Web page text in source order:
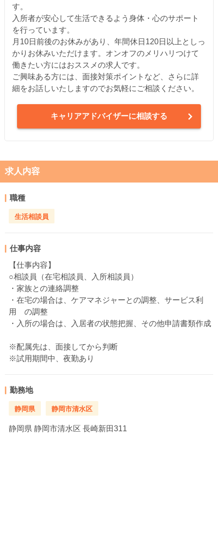
す。
入所者が安心して生活できるよう身体・心のサポート
を行っています。
月10日前後のお休みがあり、年間休日120日以上としっ
かりお休みいただけます。オンオフのメリハリつけて
働きたい方にはおススメの求人です。
ご興味ある方には、面接対策ポイントなど、さらに詳
細をお話しいたしますのでお気軽にご相談ください。
キャリアアドバイザーに相談する
求人内容
職種
生活相談員
仕事内容
【仕事内容】
○相談員（在宅相談員、入所相談員）
・家族との連絡調整
・在宅の場合は、ケアマネジャーとの調整、サービス利
用 の調整
・入所の場合は、入居者の状態把握、その他申請書類作成
※配属先は、面接してから判断
※試用期間中、夜勤あり
勤務地
静岡県 静岡市清水区
静岡県 静岡市清水区 長崎新田311